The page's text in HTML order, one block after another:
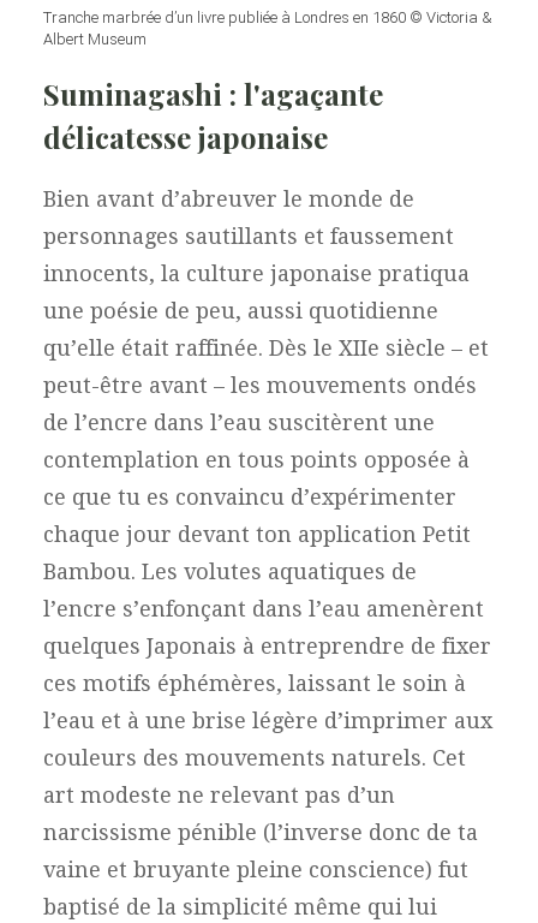
Tranche marbrée d’un livre publiée à Londres en 1860 © Victoria &
Albert Museum
Suminagashi : l'agaçante
délicatesse japonaise
Bien avant d’abreuver le monde de
personnages sautillants et faussement
innocents, la culture japonaise pratiqua
une poésie de peu, aussi quotidienne
qu’elle était raffinée. Dès le XIIe siècle – et
peut-être avant – les mouvements ondés
de l’encre dans l’eau suscitèrent une
contemplation en tous points opposée à
ce que tu es convaincu d’expérimenter
chaque jour devant ton application Petit
Bambou. Les volutes aquatiques de
l’encre s’enfonçant dans l’eau amenèrent
quelques Japonais à entreprendre de fixer
ces motifs éphémères, laissant le soin à
l’eau et à une brise légère d’imprimer aux
couleurs des mouvements naturels. Cet
art modeste ne relevant pas d’un
narcissisme pénible (l’inverse donc de ta
vaine et bruyante pleine conscience) fut
baptisé de la simplicité même qui lui